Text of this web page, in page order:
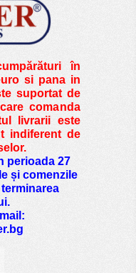
în
si pana in
suportat de
comanda
livrarii este
indiferent de
perioada 27
și comenzile